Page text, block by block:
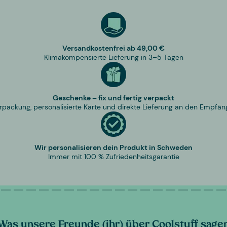
Versandkostenfrei ab 49,00 €
Klimakompensierte Lieferung in 3–5 Tagen
Geschenke – fix und fertig verpackt
personalisierte Karte und direkte Lieferung an den
Wir personalisieren dein Produkt in Schweden
Immer mit 100 % Zufriedenheitsgarantie